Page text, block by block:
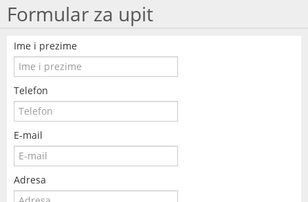
Formular za upit
Ime i prezime
Telefon
E-mail
Adresa